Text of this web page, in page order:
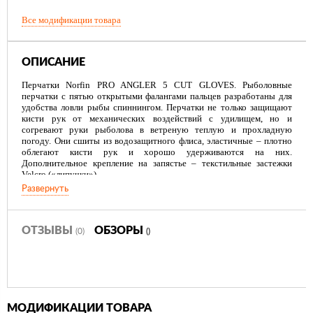
Все модификации товара
ОПИСАНИЕ
Перчатки Norfin PRO ANGLER 5 CUT GLOVES. Рыболовные
перчатки с пятью открытыми фалангами пальцев разработаны для
удобства ловли рыбы спиннингом. Перчатки не только защищают
кисти рук от механических воздействий с удилищем, но и
согревают руки рыболова в ветреную теплую и прохладную
погоду. Они сшиты из водозащитного флиса, эластичные – плотно
облегают кисти рук и хорошо удерживаются на них.
Дополнительное крепление на запястье – текстильные застежки
Velcro («липучки»).
Три размера позволяют подобрать перчатки идеально по руке.
-Анатомический крой – удобные, плотно облегают руку
Развернуть
ОТЗЫВЫ (0) ОБЗОРЫ ()
МОДИФИКАЦИИ ТОВАРА